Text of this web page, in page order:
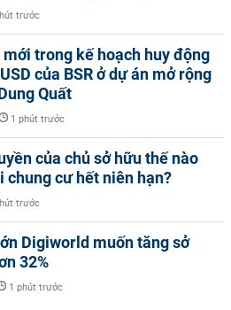
trước
mới trong kế hoạch huy động
của BSR ở dự án mở rộng
Quất
1 phút trước
của chủ sở hữu thế nào
chung cư hết niên hạn?
trước
Digiworld muốn tăng sở
32%
1 phút trước